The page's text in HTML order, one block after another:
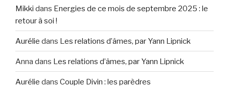
Mikki dans Energies de ce mois de septembre 2025 : le
retour à soi !
Aurélie dans Les relations d’âmes, par Yann Lipnick
Anna dans Les relations d’âmes, par Yann Lipnick
Aurélie dans Couple Divin : les parèdres